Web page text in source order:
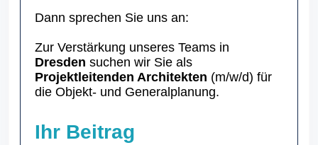
Dann sprechen Sie uns an:
Zur Verstärkung unseres Teams in
Dresden suchen wir Sie als
Projektleitenden Architekten (m/w/d) für
die Objekt- und Generalplanung.
Ihr Beitrag